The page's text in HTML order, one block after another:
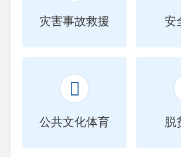
灾害事故救援 安

公共文化体育 脱